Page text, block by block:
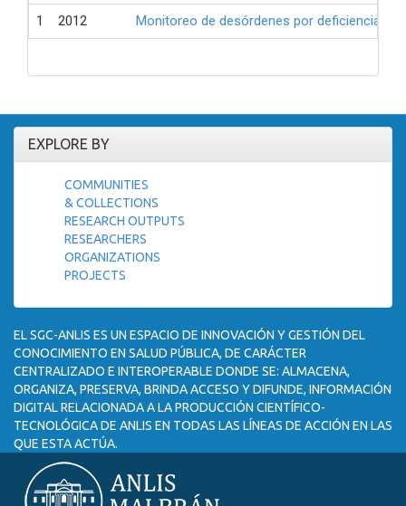
1 2012 Monitoreo de desórdenes por deficiencia
EXPLORE BY
COMMUNITIES
& COLLECTIONS
RESEARCH OUTPUTS
RESEARCHERS
ORGANIZATIONS
PROJECTS
EL SGC-ANLIS ES UN ESPACIO DE INNOVACIÓN Y GESTIÓN DEL
CONOCIMIENTO EN SALUD PÚBLICA, DE CARÁCTER
CENTRALIZADO E INTEROPERABLE DONDE SE: ALMACENA,
ORGANIZA, PRESERVA, BRINDA ACCESO Y DIFUNDE, INFORMACIÓN
DIGITAL RELACIONADA A LA PRODUCCIÓN CIENTÍFICO-
TECNOLÓGICA DE ANLIS EN TODAS LAS LÍNEAS DE ACCIÓN EN LAS
QUE ESTA ACTÚA.